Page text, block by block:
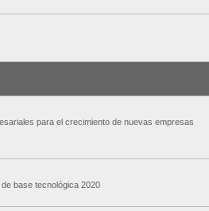
para el crecimiento de nuevas empresas
base tecnológica 2020